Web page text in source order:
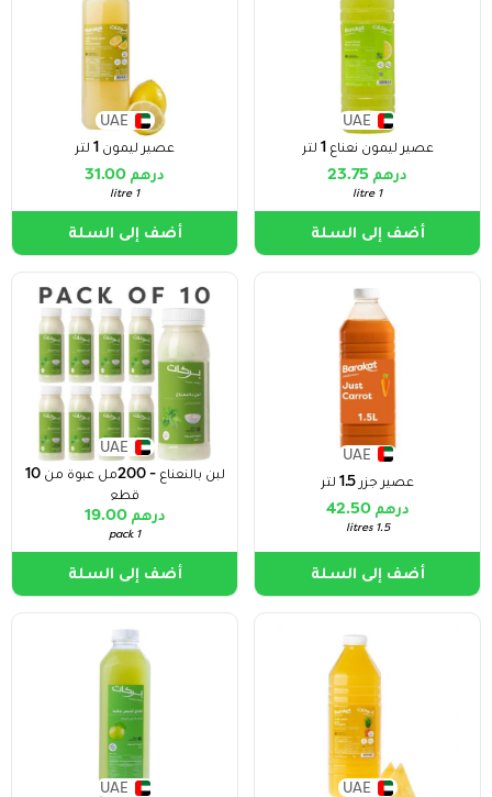
UAE
عصير ليمون نعناع 1 لتر
درهم 23.75
1 litre
أضف إلى السلة
UAE
عصير ليمون 1 لتر
درهم 31.00
1 litre
أضف إلى السلة
UAE
عصير جزر 1.5 لتر
درهم 42.50
1.5 litres
أضف إلى السلة
UAE
لبن بالنعناع - 200مل عبوة من 10
قطع
درهم 19.00
1 pack
أضف إلى السلة
UAE
UAE